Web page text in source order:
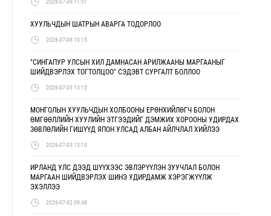
2026-07-06 11:51
ХУУЛЬЧДЫН ШАТРЫН АВАРГА ТОДОРЛОО
2026-07-06 10:15
"СИНГАПУР УЛСЫН ХИЛ ДАМНАСАН АРИЛЖААНЫ МАРГААНЫГ
ШИЙДВЭРЛЭХ ТОГТОЛЦОО" СЭДЭВТ СУРГАЛТ БОЛЛОО
2026-07-03 13:15
МОНГОЛЫН ХУУЛЬЧДЫН ХОЛБООНЫ ЕРӨНХИЙЛӨГЧ БОЛОН
ӨМГӨӨЛЛИЙН ХУУЛИЙН ЭТГЭЭДИЙГ ДЭМЖИХ ХОРООНЫ УДИРДАХ
ЗӨВЛӨЛИЙН ГИШҮҮД ЯПОН УЛСАД АЛБАН АЙЛЧЛАЛ ХИЙЛЭЭ
2026-07-03 13:10
ИРЛАНД УЛС ДЭЭД ШҮҮХЭЭС ЭВЛЭРҮҮЛЭН ЗУУЧЛАЛ БОЛОН
МАРГААН ШИЙДВЭРЛЭХ ШИНЭ УДИРДАМЖ ХЭРЭГЖҮҮЛЖ
ЭХЭЛЛЭЭ
2026-07-02 09:48